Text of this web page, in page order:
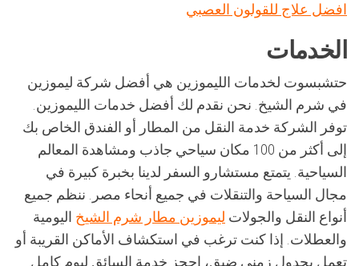
افضل علاج للقولون العصبي
الخدمات
حتشبسوت لخدمات الليموزين هي أفضل شركة ليموزين
في شرم الشيخ. نحن نقدم لك أفضل خدمات الليموزين.
توفر الشركة خدمة النقل من المطار أو الفندق الخاص بك
إلى أكثر من 100 مكان سياحي جاذب ومشاهدة المعالم
السياحية. يتمتع مستشارو السفر لدينا بخبرة كبيرة في
مجال السياحة والتنقلات في جميع أنحاء مصر. ننظم جميع
أنواع النقل والجولات ليموزين مطار شرم الشيخ اليومية
والعطلات. إذا كنت ترغب في استكشاف الأماكن القريبة أو
تعمل بجدول زمني ضيق، احجز خدمة السائق ليوم كامل